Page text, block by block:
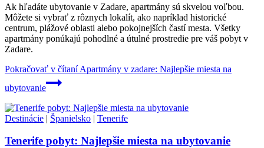
Ak hľadáte ubytovanie v Zadare, apartmány sú skvelou voľbou.
Môžete si vybrať z rôznych lokalít, ako napríklad historické
centrum, plážové oblasti alebo pokojnejších častí mesta. Všetky
apartmány ponúkajú pohodlné a útulné prostredie pre váš pobyt v
Zadare.
Pokračovať v čítaníApartmány v zadare: Najlepšie miesta na
ubytovanie
Destinácie | Španielsko | Tenerife
Tenerife pobyt: Najlepšie miesta na ubytovanie